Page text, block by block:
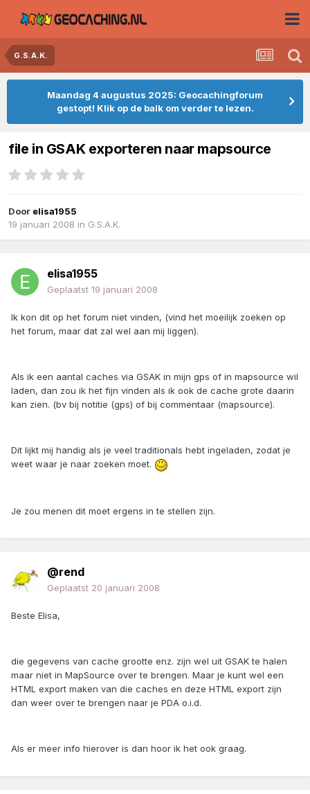
G.S.A.K.
Maandag 4 augustus 2025: Geocachingforum
gestopt! Klik op de balk om verder te lezen.
file in GSAK exporteren naar mapsource
Door elisa1955
19 januari 2008 in G.S.A.K.
elisa1955
Geplaatst 19 januari 2008
Ik kon dit op het forum niet vinden, (vind het moeilijk zoeken op
het forum, maar dat zal wel aan mij liggen).
Als ik een aantal caches via GSAK in mijn gps of in mapsource wil
laden, dan zou ik het fijn vinden als ik ook de cache grote daarin
kan zien. (bv bij notitie (gps) of bij commentaar (mapsource).
Dit lijkt mij handig als je veel traditionals hebt ingeladen, zodat je
weet waar je naar zoeken moet.
Je zou menen dit moet ergens in te stellen zijn.
@rend
Geplaatst 20 januari 2008
Beste Elisa,
die gegevens van cache grootte enz. zijn wel uit GSAK te halen
maar niet in MapSource over te brengen. Maar je kunt wel een
HTML export maken van die caches en deze HTML export zijn
dan weer over te brengen naar je PDA o.i.d.
Als er meer info hierover is dan hoor ik het ook graag.